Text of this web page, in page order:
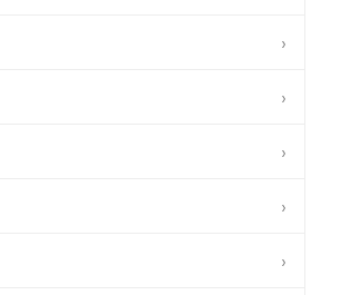
›
›
›
›
›